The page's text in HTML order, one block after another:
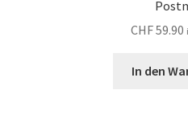
CHF59.90
In den